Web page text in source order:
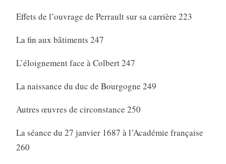
Effets de l’ouvrage de Perrault sur sa carrière 223
La fin aux bâtiments 247
L’éloignement face à Colbert 247
La naissance du duc de Bourgogne 249
Autres œuvres de circonstance 250
La séance du 27 janvier 1687 à l’Académie française
260